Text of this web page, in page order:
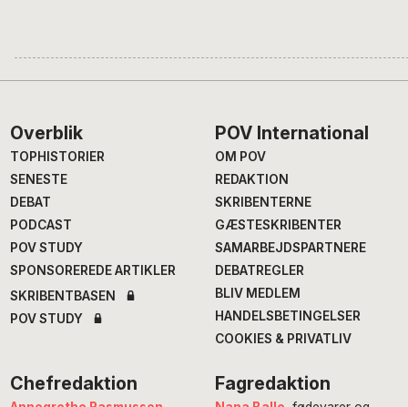
Footer
Overblik
TOPHISTORIER
SENESTE
DEBAT
PODCAST
POV STUDY
SPONSOREREDE ARTIKLER
SKRIBENTBASEN
POV STUDY
POV International
OM POV
REDAKTION
SKRIBENTERNE
GÆSTESKRIBENTER
SAMARBEJDSPARTNERE
DEBATREGLER
BLIV MEDLEM
HANDELSBETINGELSER
COOKIES & PRIVATLIV
Chefredaktion Fagredaktion